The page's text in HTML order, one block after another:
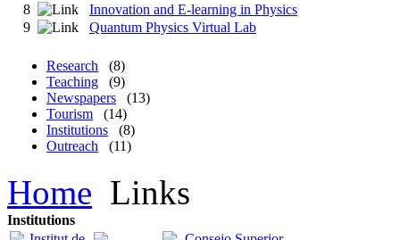
8
Innovation and E-learning in Physics
9
Quantum Physics Virtual Lab
Research
(8)
Teaching
(9)
Newspapers
(13)
Tourism
(14)
Institutions
(8)
Outreach
(11)
Home Links
Institutions